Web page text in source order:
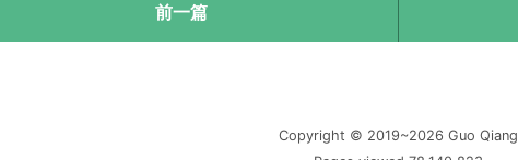
前一篇
Copyright © 2019~2026 Guo Qiang